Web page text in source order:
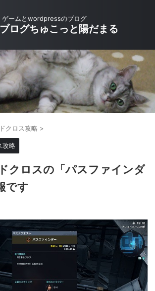
ゲームとwordpressのブログ
ログちゅこっと陽だまる
クロス攻略 >
攻略
クロスの「パスファインダ
です